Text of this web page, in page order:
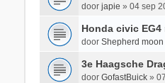
door japie » 04 sep
Honda civic
door Shepherd moon
3e Haagsche
door GofastBuick»